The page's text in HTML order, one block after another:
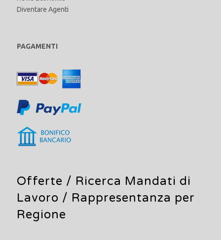
Diventare Agenti
PAGAMENTI
Offerte / Ricerca Mandati di
Lavoro / Rappresentanza per
Regione